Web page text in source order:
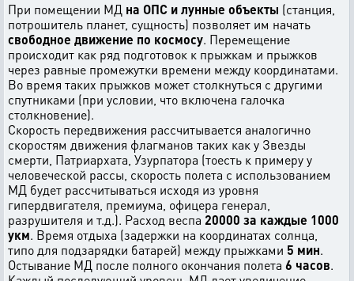
При помещении МД на ОПС и лунные объекты (станция,
потрошитель планет, сущность) позволяет им начать
свободное движение по космосу. Перемещение
происходит как ряд подготовок к прыжкам и прыжков
через равные промежутки времени между координатами.
Во время таких прыжков может столкнуться с другими
спутниками (при условии, что включена галочка
столкновение).
Скорость передвижения рассчитывается аналогично
скоростям движения флагманов таких как у Звезды
смерти, Патриархата, Узурпатора (тоесть к примеру у
человеческой рассы, скорость полета с использованием
МД будет рассчитываться исходя из уровня
гипердвигателя, премиума, офицера генерал,
разрушителя и т.д.). Расход веспа 20000 за каждые 1000
укм. Время отдыха (задержки на координатах солнца,
типо для подзарядки батарей) между прыжками 5 мин.
Остывание МД после полного окончания полета 6 часов.